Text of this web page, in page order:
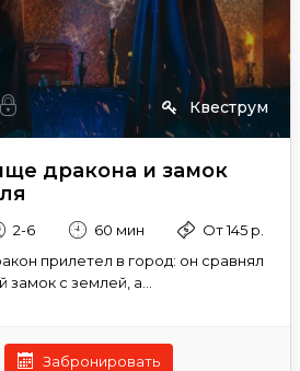
Квеструм
дракона и замок
2-6 60 мин
От 145 р.
прилетел в город: он сравнял
замок с землей, а...
Забронировать